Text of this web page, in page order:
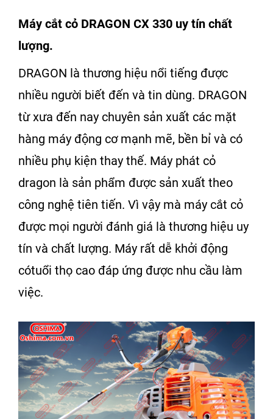
Máy cắt cỏ DRAGON CX 330 uy tín chất
lượng.
DRAGON là thương hiệu nổi tiếng được
nhiều người biết đến và tin dùng. DRAGON
từ xưa đến nay chuyên sản xuất các mặt
hàng máy động cơ mạnh mẽ, bền bỉ và có
nhiều phụ kiện thay thế. Máy phát cỏ
dragon là sản phẩm được sản xuất theo
công nghệ tiên tiến. Vì vậy mà máy cắt cỏ
được mọi người đánh giá là thương hiệu uy
tín và chất lượng. Máy rất dễ khởi động
cótuổi thọ cao đáp ứng được nhu cầu làm
việc.